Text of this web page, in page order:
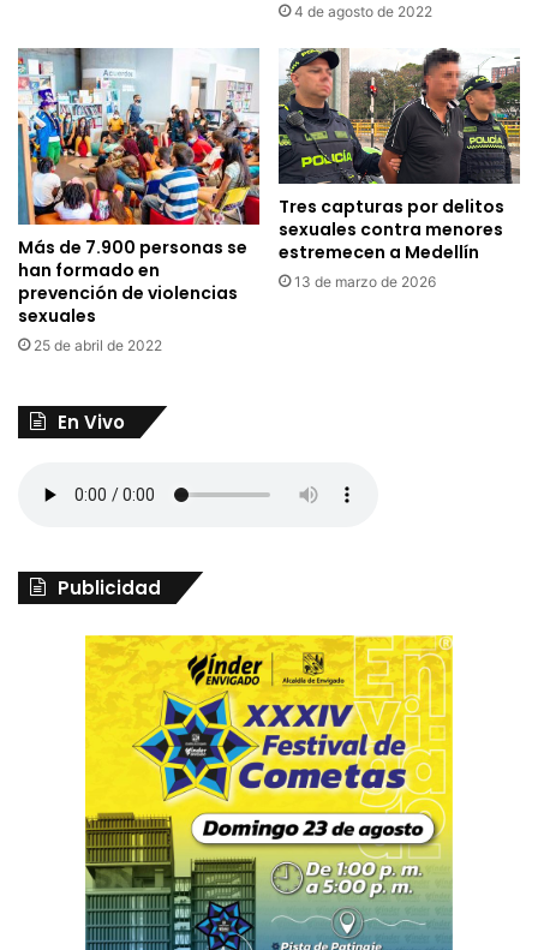
4 de agosto de 2022
Más de 7.900 personas se
han formado en
prevención de violencias
sexuales
25 de abril de 2022
Tres capturas por delitos
sexuales contra menores
estremecen a Medellín
13 de marzo de 2026
En Vivo
Publicidad